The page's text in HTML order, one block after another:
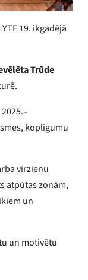
19. ikgadējā
Trūde
koplīgumu
virzienu
atpūtas zonām,
un
un motivētu